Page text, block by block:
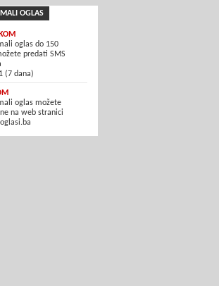
MALI OGLAS
oglas do 150
predati SMS
(7 dana)
oglas možete
na web stranici